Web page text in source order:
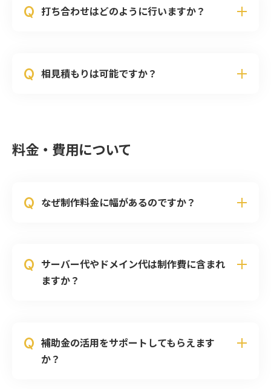
Q 打ち合わせはどのように行いますか？
Q 相見積もりは可能ですか？
料金・費用について
Q なぜ制作料金に幅があるのですか？
Q サーバー代やドメイン代は制作費に含まれ
ますか？
Q 補助金の活用をサポートしてもらえます
か？